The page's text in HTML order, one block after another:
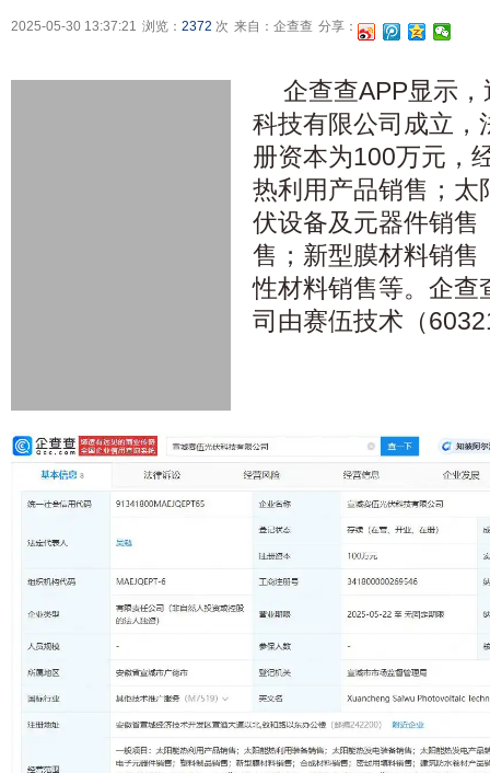
2025-05-30 13:37:21 浏览： 2372 次 来自：企查查 分享：
企查查APP显示
科技有限公司成立，
册资本为100万元，
热利用产品销售；太
伏设备及元器件销售
售；新型膜材料销售
性材料销售等。企查
司由赛伍技术（